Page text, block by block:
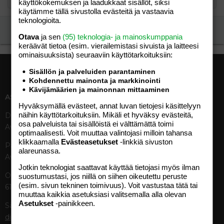
ASIAKASPALVELU
Digipalvelut (09) 156 6227
Avoinna ma–pe 8–19
Painettu lehti (09) 156 665
Avoinna ma–pe 8–19
Otavamedian vaihde (09) 156
61
Sähköposti (digi)
digi@otavamedia.fi
Tekniset tiedot, aikataulut ja
ilmoitushinnat
Tietoa verkon kävijöistä
Käyttöehdot
TUOTTEET
käyttökokemuksen ja laadukkaat sisällöt, siksi
käytämme tällä sivustolla evästeitä ja vastaavia
teknologioita.
Otavaja sen (95) teknologia- ja mainoskumppania
keräävät tietoa (esim. vierailemis­tasi sivuista ja laitteesi
ominaisuuk­sista) seuraaviin käyttötarkoituksiin:
Sisällön ja palveluiden parantaminen
Kohdennettu mainonta ja markkinointi
Kävijämäärien ja mainonnan mittaaminen
Hyväksymällä evästeet, annat luvan tietojesi käsittelyyn
näihin käyttötarkoituksiin. Mikäli et hyväksy evästeitä,
osa palveluista tai sisällöistä ei välttämättä toimi
optimaalisesti. Voit muuttaa valintojasi milloin tahansa
klikkaamalla Evästeasetukset -linkkiä sivuston
alareunassa.
Jotkin teknologiat saattavat käyttää tietojasi myös ilman
suostumustasi, jos niillä on siihen oikeutettu peruste
(esim. sivun tekninen toimivuus). Voit vastustaa tätä tai
muuttaa kaikkia asetuksiasi valitsemalla alla olevan
Asetukset -painikkeen.